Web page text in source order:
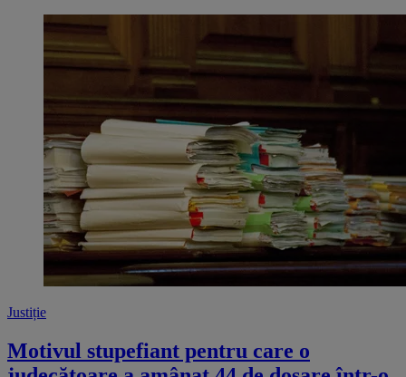
Justiție
Motivul stupefiant pentru care o